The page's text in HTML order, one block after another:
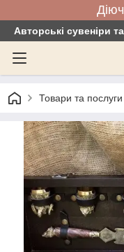
Авторські сувеніри
Товари та послуги